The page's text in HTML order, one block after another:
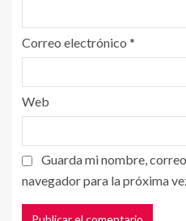
Correo electrónico *
Web
Guarda mi nombre,
navegador para la próxima